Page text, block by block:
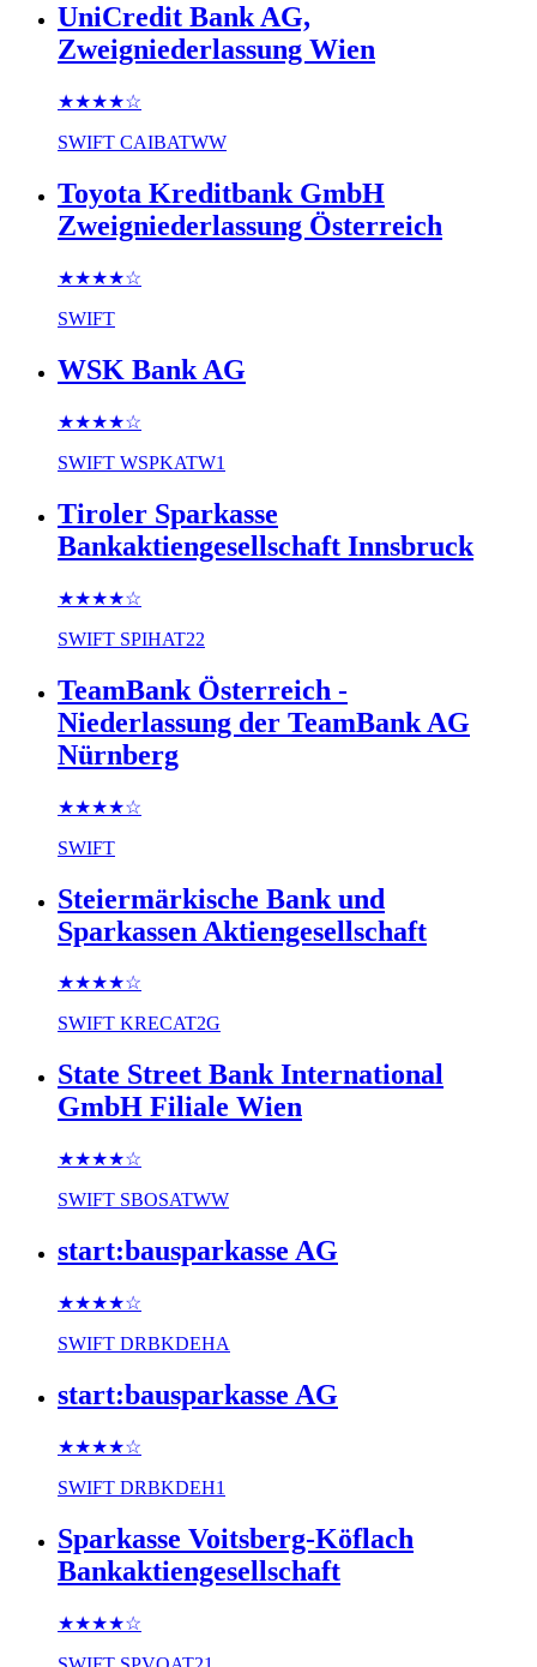
UniCredit Bank AG,
Zweigniederlassung Wien
★★★★☆
SWIFT CAIBATWW
Toyota Kreditbank GmbH
Zweigniederlassung Österreich
★★★★☆
SWIFT
WSK Bank AG
★★★★☆
SWIFT WSPKATW1
Tiroler Sparkasse
Bankaktiengesellschaft Innsbruck
★★★★☆
SWIFT SPIHAT22
TeamBank Österreich -
Niederlassung der TeamBank AG
Nürnberg
★★★★☆
SWIFT
Steiermärkische Bank und
Sparkassen Aktiengesellschaft
★★★★☆
SWIFT KRECAT2G
State Street Bank International
GmbH Filiale Wien
★★★★☆
SWIFT SBOSATWW
start:bausparkasse AG
★★★★☆
SWIFT DRBKDEHA
start:bausparkasse AG
★★★★☆
SWIFT DRBKDEH1
Sparkasse Voitsberg-Köflach
Bankaktiengesellschaft
★★★★☆